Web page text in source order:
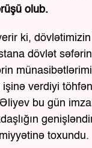
olub.
ki, dövlətimizin
dövlət
verdiyi
bu gün
toxundu.